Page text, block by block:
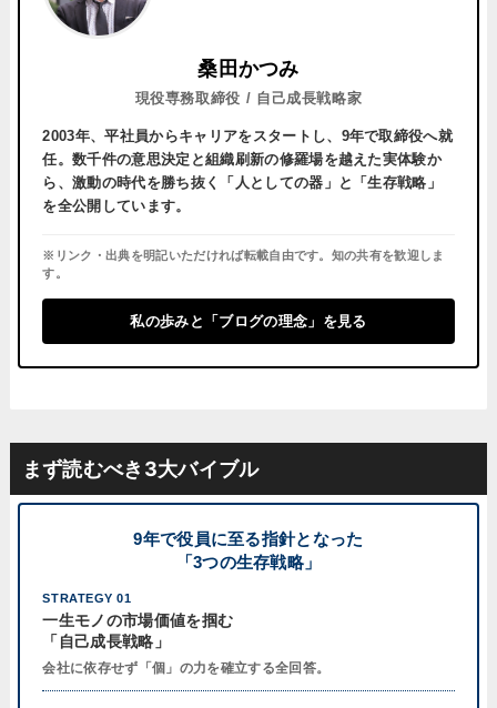
桑田かつみ
現役専務取締役 / 自己成長戦略家
2003年、平社員からキャリアをスタートし、 9年で取締役へ就
任。数千件の意思決定と組織刷新の修羅場を越えた実体験か
ら、激動の時代を勝ち抜く「人としての器」と「生存戦略」
を全公開しています。
※リンク・出典を明記いただければ転載自由です。知の共有を歓迎しま
す。
私の歩みと「ブログの理念」を見る
まず読むべき3大バイブル
9年で役員に至る指針となった
「3つの生存戦略」
STRATEGY 01
一生モノの市場価値を掴む
「自己成長戦略」
会社に依存せず「個」の力を確立する全回答。